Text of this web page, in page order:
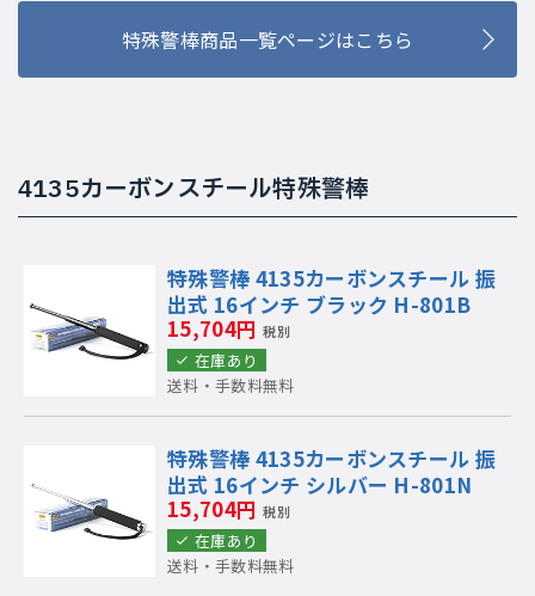
特殊警棒商品一覧ページはこちら
4135カーボンスチール特殊警棒
特殊警棒 4135カーボンスチール 振
出式 16インチ ブラック H-801B
15,704円 税別
在庫あり
送料・手数料無料
特殊警棒 4135カーボンスチール 振
出式 16インチ シルバー H-801N
15,704円 税別
在庫あり
送料・手数料無料